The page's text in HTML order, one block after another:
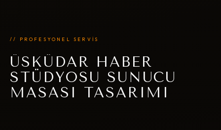
// PROFESYONEL SERVİS
ÜSKÜDAR HABER
STÜDYOSU SUNUCU
MASASI TASARIMI